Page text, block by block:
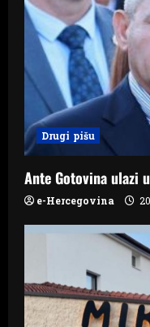
i
n Drugi pišu
Ante Gotovina
e-Hercegovina